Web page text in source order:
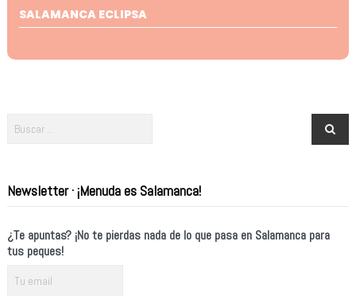
SALAMANCA ECLIPSA
Newsletter · ¡Menuda es Salamanca!
¿Te apuntas? ¡No te pierdas nada de lo que pasa en Salamanca para
tus peques!